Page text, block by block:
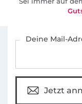
Deine Mail-
Jetzt